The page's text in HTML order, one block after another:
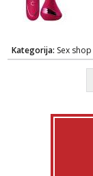
Kategorija: Sex shop